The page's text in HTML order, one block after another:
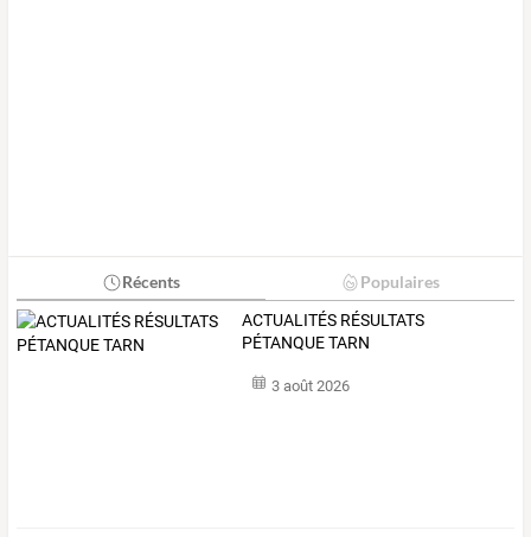
Récents Populaires
ACTUALITÉS RÉSULTATS
PÉTANQUE TARN
3 août 2026